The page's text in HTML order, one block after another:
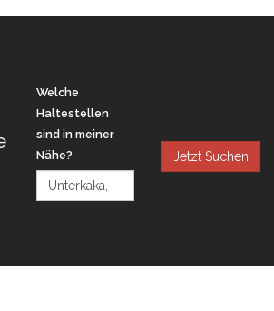
Welche
Haltestellen
sind in meiner
Nähe?
Jetzt Suchen